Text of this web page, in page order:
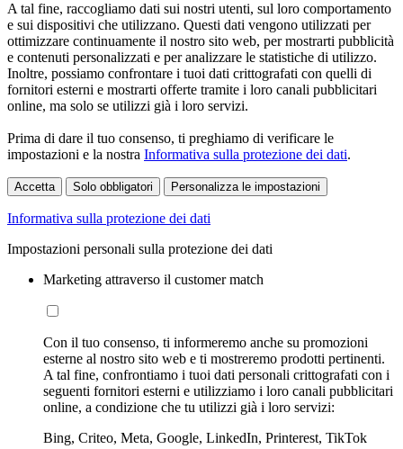
A tal fine, raccogliamo dati sui nostri utenti, sul loro comportamento
e sui dispositivi che utilizzano. Questi dati vengono utilizzati per
ottimizzare continuamente il nostro sito web, per mostrarti pubblicità
e contenuti personalizzati e per analizzare le statistiche di utilizzo.
Inoltre, possiamo confrontare i tuoi dati crittografati con quelli di
fornitori esterni e mostrarti offerte tramite i loro canali pubblicitari
online, ma solo se utilizzi già i loro servizi.
Prima di dare il tuo consenso, ti preghiamo di verificare le
impostazioni e la nostra Informativa sulla protezione dei dati.
Accetta Solo obbligatori Personalizza le impostazioni
Informativa sulla protezione dei dati
Impostazioni personali sulla protezione dei dati
Marketing attraverso il customer match
Con il tuo consenso, ti informeremo anche su promozioni
esterne al nostro sito web e ti mostreremo prodotti pertinenti.
A tal fine, confrontiamo i tuoi dati personali crittografati con i
seguenti fornitori esterni e utilizziamo i loro canali pubblicitari
online, a condizione che tu utilizzi già i loro servizi:
Bing, Criteo, Meta, Google, LinkedIn, Printerest, TikTok